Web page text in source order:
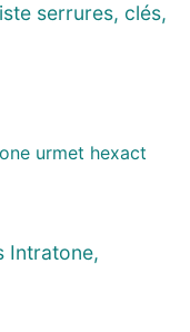
serrures, clés,
Intratone,